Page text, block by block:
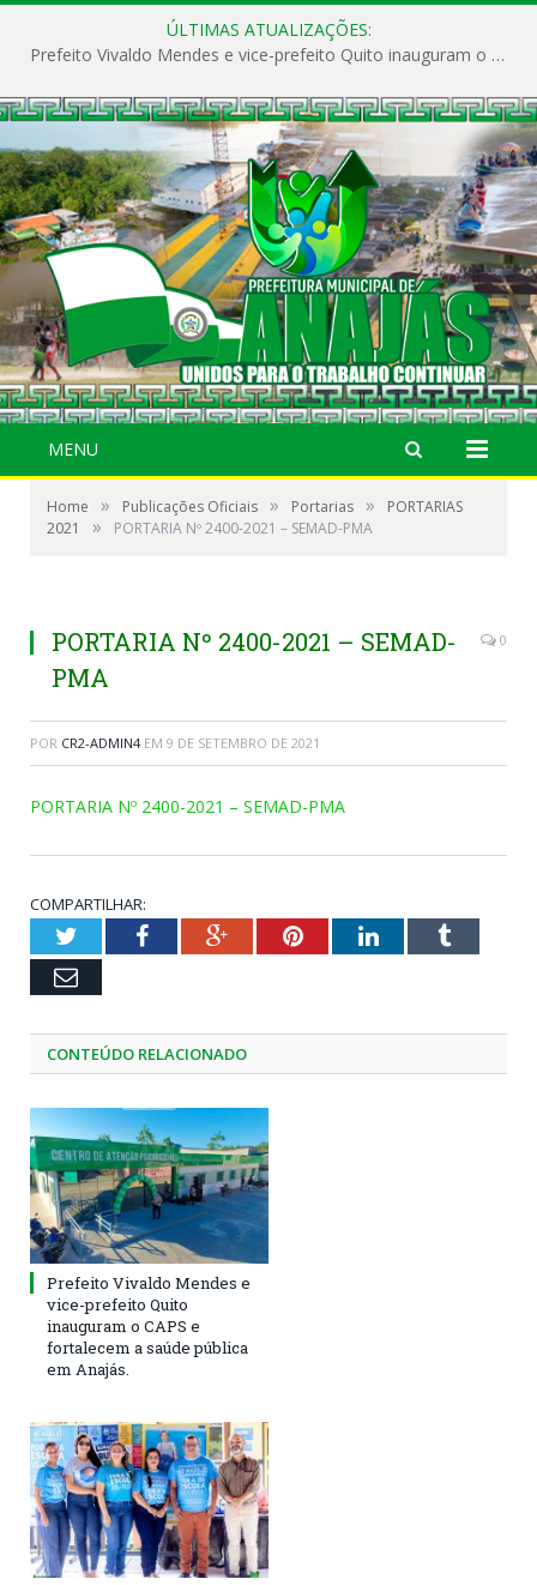
ÚLTIMAS ATUALIZAÇÕES:
Prefeito Vivaldo Mendes e vice-prefeito Quito inauguram o CAPS e fortalecem a saúde pública em Anajás.
MENU
Home » Publicações Oficiais » Portarias »
PORTARIAS
2021
» PORTARIA Nº 2400-2021 – SEMAD-PMA
PORTARIA Nº 2400-2021 – SEMAD-
PMA
0
POR CR2-ADMIN4 EM 9 DE SETEMBRO DE 2021
PORTARIA Nº 2400-2021 – SEMAD-PMA
COMPARTILHAR:
TwitterFacebookGoogle+PinterestLinkedInTumblr
Email
CONTEÚDO RELACIONADO
Prefeito Vivaldo Mendes e
vice-prefeito Quito
inauguram o CAPS e
fortalecem a saúde pública
em Anajás.